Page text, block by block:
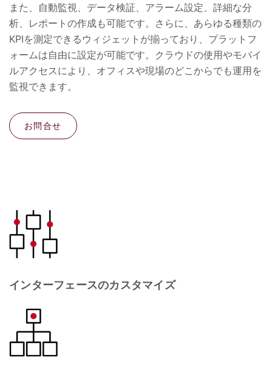
また、自動監視、データ検証、アラーム設定、詳細な分
析、レポートの作成も可能です。さらに、あらゆる種類の
KPIを測定できるウィジェットが揃っており、プラットフ
ォームは自由に設定が可能です。クラウドの使用やモバイ
ルアクセスにより、オフィスや現場のどこからでも運用を
監視できます。
お問合せ
インターフェースのカスタマイズ